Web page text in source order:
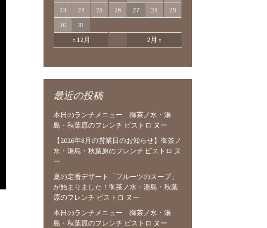
« 12月 2月 »
23
24 25 26 27 28
29
30
31
最近の投稿
本日のランチメニュー 御茶ノ水・湯
島・秋葉原のフレンチ ビストロ ヌー
【2026年8月の営業日のお知らせ】御茶ノ
水・湯島・秋葉原のフレンチ ビストロ ヌ
ー
夏の定番デザート「フルーツのスープ」
が始まりました！御茶ノ水・湯島・秋葉
原のフレンチ ビストロ ヌー
本日のランチメニュー 御茶ノ水・湯
島・秋葉原のフレンチ ビストロ ヌー